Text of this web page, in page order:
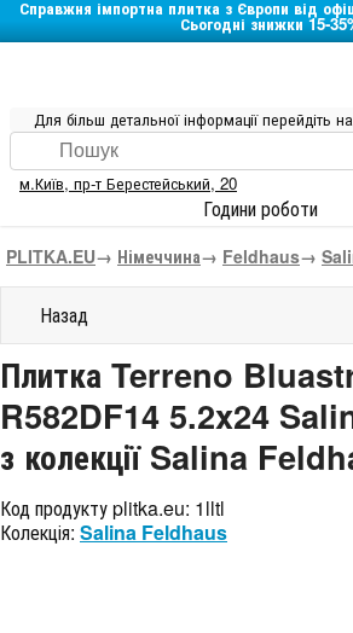
Справжня імпортна плитка з Європи від
Сьогодні знижки 15-
Для більш детальної інформації перейдіть
м.Київ, пр-т Берестейський, 20
Години роботи
PLITKA.EU→ Німеччина→ Feldhaus→
Назад
Плитка Terreno
R582DF14 5.2x24
з колекції Salina
Код продукту plitka.eu: 1lltl
Колекція: Salina Feldhaus